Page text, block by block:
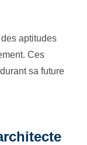
aptitudes
Ces
sa future